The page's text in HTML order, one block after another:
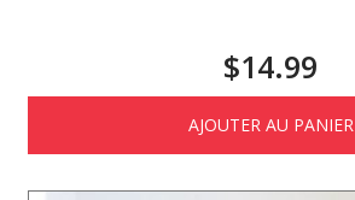
$14.99
AJOUTER AU PANIER